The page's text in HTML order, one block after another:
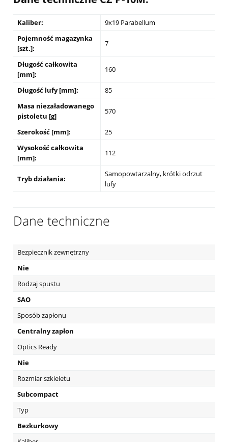
Kaliber:
9x19 Parabellum
Pojemność magazynka
[szt.]:
7
Długość całkowita
[mm]:
160
Długość lufy [mm]:
85
Masa niezaładowanego
pistoletu [g]
570
Szerokość [mm]:
25
Wysokość całkowita
[mm]:
112
Tryb działania:
Samopowtarzalny, krótki odrzut
lufy
Dane techniczne
Bezpiecznik zewnętrzny
Nie
Rodzaj spustu
SAO
Sposób zapłonu
Centralny zapłon
Optics Ready
Nie
Rozmiar szkieletu
Subcompact
Typ
Bezkurkowy